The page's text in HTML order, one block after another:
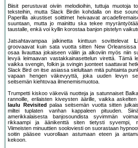
Biisit perustuvat oiviin melodioihin, tuttuja muotoja
teksteihin, mutta Slack Birdin kohdalla on itse
Paperilla akustiset soittimet heivaavat
suuntaan, mutta jo mainittu ska tekee
taustalle, enkä voi kyllin korostaa banjon pistelyn
Jatsahtavampaa jalkinetta kinttuun sovittelevat
groovaavat kuin sata vuotta sitten New
osaa livauttaa jokaiseen väliin ja alkoviin myös niin
levyä leimaavan vastakkainasettelun virettä. Tämä
vaikka svengin, folkin ja svingin juonteet saattavat
Slack Bird on itse asiassa sielultaan mitä puhtainta
vapaan hengen väkevyyttä, joka uuden levyn
seitsemän kiehtovaa ilmenemismuotoa.
Trumpetti kiskoo väkeviä nuotteja ja satunnaiset
rannoille, erilaisten kiveysten äärille, vaikka
laulu Revisited palaa seitsemän vuotta sitten
miltei tuplaten vanhan kappaleen pituuden.
amerikkalaisesta banjosoundista syvimmän
rikkaampi ja äänikenttä siten tietysti syvempi,
Viimeisten minuuttien sooloviesti on suorastaan
soitin pääsee vuorollaan astumaan eteen ja
kekoon.